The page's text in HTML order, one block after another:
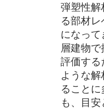
弾塑性解
る部材
になっ
層建物
評価する
ような
ること
も、目